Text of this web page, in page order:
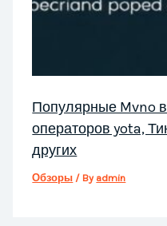
Популярные Mvno
операторов yota,
других
Обзоры / By admin